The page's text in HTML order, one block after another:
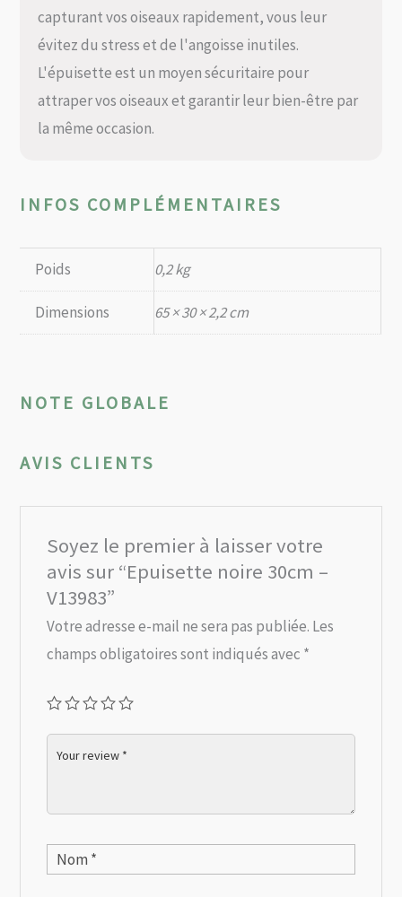
capturant vos oiseaux rapidement, vous leur
évitez du stress et de l'angoisse inutiles.
L'épuisette est un moyen sécuritaire pour
attraper vos oiseaux et garantir leur bien-être par
la même occasion.
INFOS COMPLÉMENTAIRES
Poids 0,2 kg
Dimensions 65 × 30 × 2,2 cm
NOTE GLOBALE
AVIS CLIENTS
Soyez le premier à laisser votre
avis sur “Epuisette noire 30cm –
V13983”
Votre adresse e-mail ne sera pas publiée. Les
champs obligatoires sont indiqués avec *